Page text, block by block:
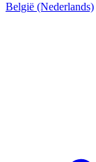
België (Nederlands)